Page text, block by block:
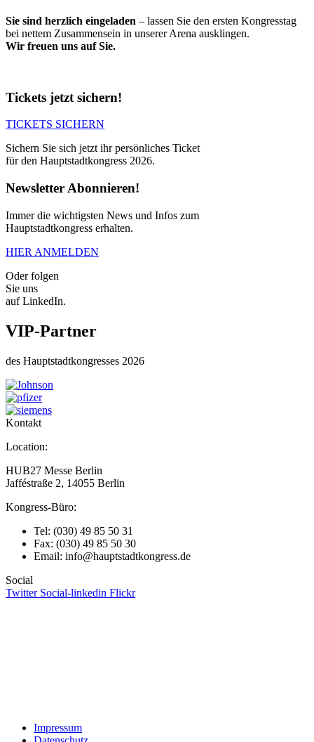
Sie sind herzlich eingeladen – lassen Sie den ersten Kongresstag
bei nettem Zusammensein in unserer Arena ausklingen.
Wir freuen uns auf Sie.
Tickets jetzt sichern!
TICKETS SICHERN
Sichern Sie sich jetzt ihr persönliches Ticket
für den Hauptstadtkongress 2026.
Newsletter Abonnieren!
Immer die wichtigsten News und Infos zum
Hauptstadtkongress erhalten.
HIER ANMELDEN
Oder folgen
Sie uns
auf LinkedIn.
VIP-Partner
des Hauptstadtkongresses 2026
Kontakt
Location:
HUB27 Messe Berlin
Jafféstraße 2, 14055 Berlin
Kongress-Büro:
Tel: (030) 49 85 50 31
Fax: (030) 49 85 50 30
Email: info@hauptstadtkongress.de
Social
Twitter Social-linkedin Flickr
Impressum